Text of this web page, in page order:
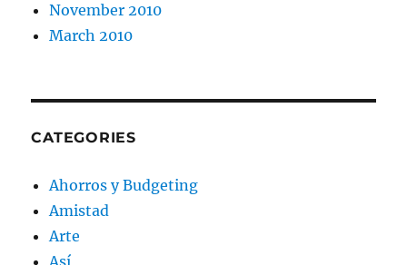
November 2010
March 2010
CATEGORIES
Ahorros y Budgeting
Amistad
Arte